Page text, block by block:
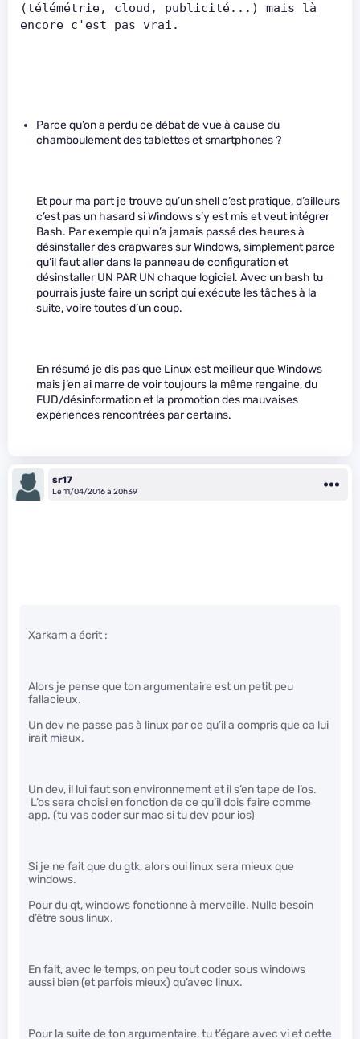
(télémétrie, cloud, publicité...) mais là
encore c'est pas vrai.
Parce qu’on a perdu ce débat de vue à cause du
chamboulement des tablettes et smartphones ?
Et pour ma part je trouve qu’un shell c’est pratique, d’ailleurs
c’est pas un hasard si Windows s’y est mis et veut intégrer
Bash. Par exemple qui n’a jamais passé des heures à
désinstaller des crapwares sur Windows, simplement parce
qu’il faut aller dans le panneau de configuration et
désinstaller UN PAR UN chaque logiciel. Avec un bash tu
pourrais juste faire un script qui exécute les tâches à la
suite, voire toutes d’un coup.
En résumé je dis pas que Linux est meilleur que Windows
mais j’en ai marre de voir toujours la même rengaine, du
FUD/désinformation et la promotion des mauvaises
expériences rencontrées par certains.
sr17
Le 11/04/2016 à 20h39
Xarkam a écrit :
Alors je pense que ton argumentaire est un petit peu
fallacieux.
Un dev ne passe pas à linux par ce qu’il a compris que ca lui
irait mieux.
Un dev, il lui faut son environnement et il s’en tape de l’os.
L’os sera choisi en fonction de ce qu’il dois faire comme
app. (tu vas coder sur mac si tu dev pour ios)
Si je ne fait que du gtk, alors oui linux sera mieux que
windows.
Pour du qt, windows fonctionne à merveille. Nulle besoin
d’être sous linux.
En fait, avec le temps, on peu tout coder sous windows
aussi bien (et parfois mieux) qu’avec linux.
Pour la suite de ton argumentaire, tu t’égare avec vi et cette